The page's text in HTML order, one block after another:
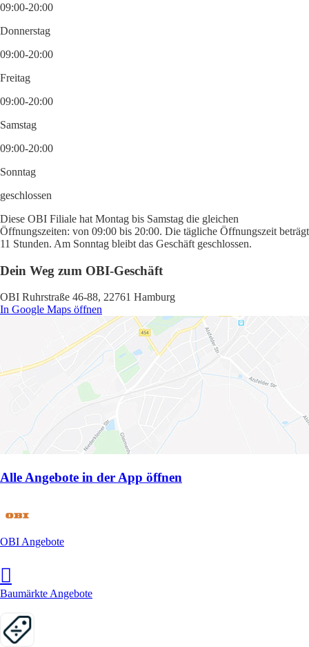
09:00-20:00
Donnerstag
09:00-20:00
Freitag
09:00-20:00
Samstag
09:00-20:00
Sonntag
geschlossen
Diese OBI Filiale hat Montag bis Samstag die gleichen
Öffnungszeiten: von 09:00 bis 20:00. Die tägliche Öffnungszeit beträgt
11 Stunden. Am Sonntag bleibt das Geschäft geschlossen.
Dein Weg zum OBI-Geschäft
OBI Ruhrstraße 46-88, 22761 Hamburg
In Google Maps öffnen
Alle Angebote in der App öffnen
OBI Angebote
Baumärkte Angebote